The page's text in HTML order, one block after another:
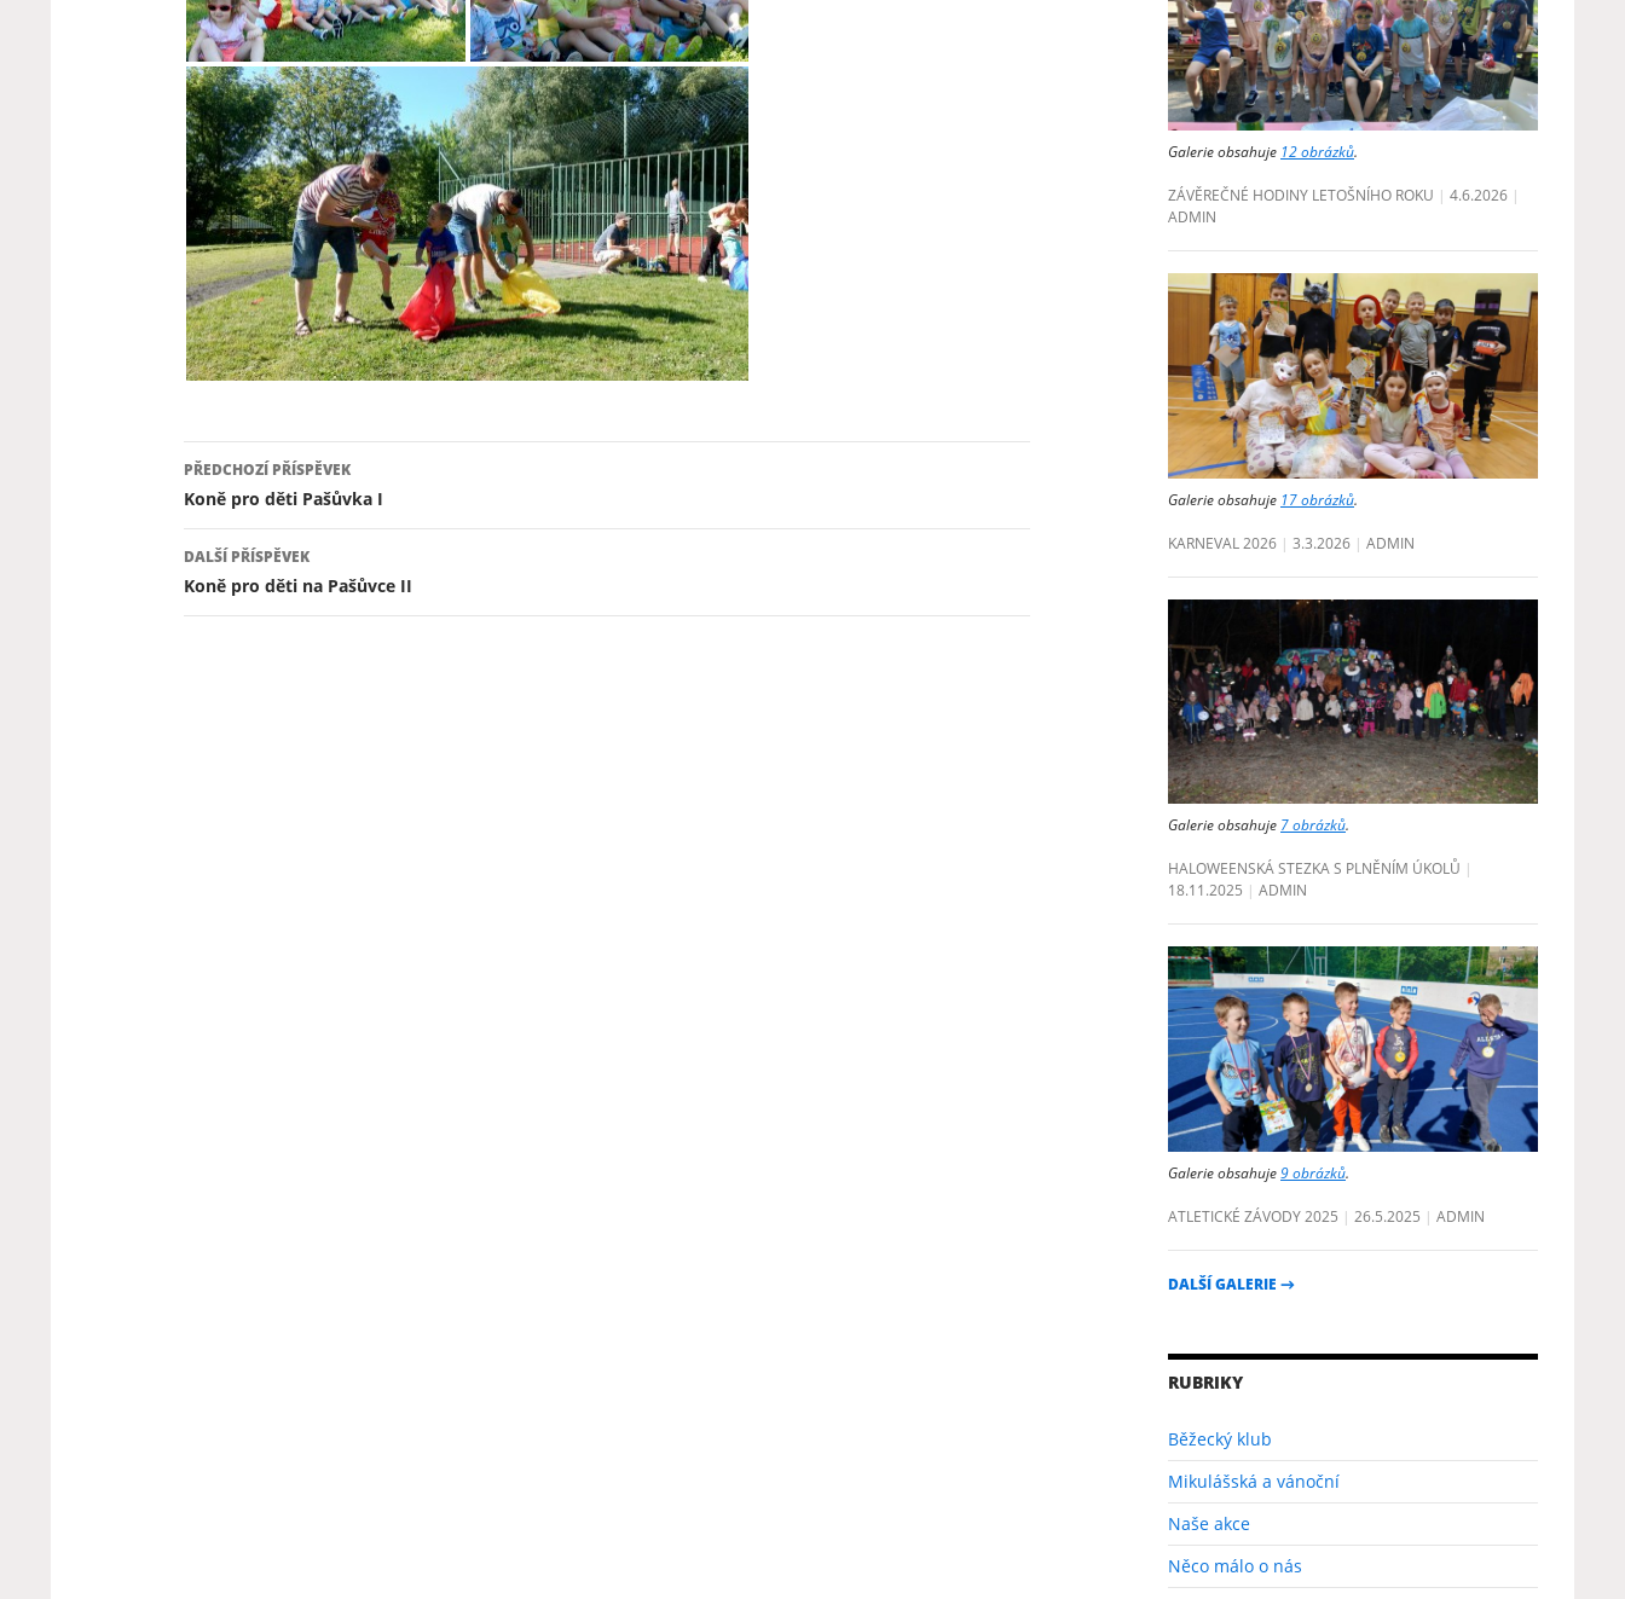
pro
příspěvky
PŘEDCHOZÍ PŘÍSPĚVEK
Koně pro děti Pašůvka I
DALŠÍ PŘÍSPĚVEK
Koně pro děti na Pašůvce II
Galerie obsahuje 12 obrázků.
ZÁVĚREČNÉ HODINY LETOŠNÍHO ROKU 4.6.2026
ADMIN
Galerie obsahuje 17 obrázků.
KARNEVAL 2026 3.3.2026 ADMIN
Galerie obsahuje 7 obrázků.
HALOWEENSKÁ STEZKA S PLNĚNÍM ÚKOLŮ
18.11.2025
ADMIN
Galerie obsahuje 9 obrázků.
ATLETICKÉ ZÁVODY 2025 26.5.2025 ADMIN
DALŠÍ GALERIE →
RUBRIKY
Běžecký klub
Mikulášská a vánoční
Naše akce
Něco málo o nás